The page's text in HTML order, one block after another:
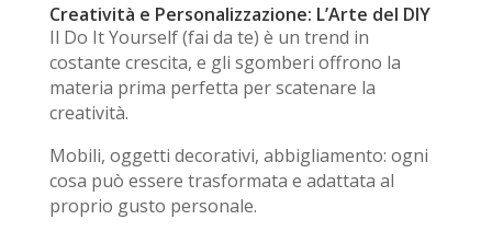
Creatività e Personalizzazione: L’Arte del DIY
Il Do It Yourself(fai da te) è un trend in
costante crescita, e gli sgomberi offrono la
materia prima perfetta per scatenare la
creatività.
Mobili, oggetti decorativi, abbigliamento: ogni
cosa può essere trasformata e adattata al
proprio gusto personale.